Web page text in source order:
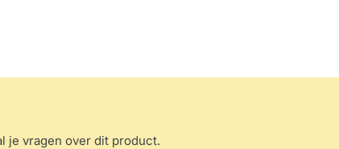
je vragen over dit product.